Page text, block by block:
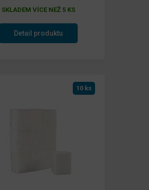
SKLADEM VÍCE NEŽ 5 KS
Detail produktu
10 ks